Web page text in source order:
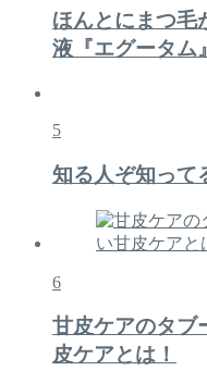
ほんとにまつ毛
液『エグータム
5
知る人ぞ知って
6
甘皮ケアのタブ
皮ケアとは！